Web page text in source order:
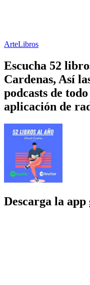
ArteLibros
Escucha 52
Cardenas, Así
podcasts de
aplicación de
Descarga la